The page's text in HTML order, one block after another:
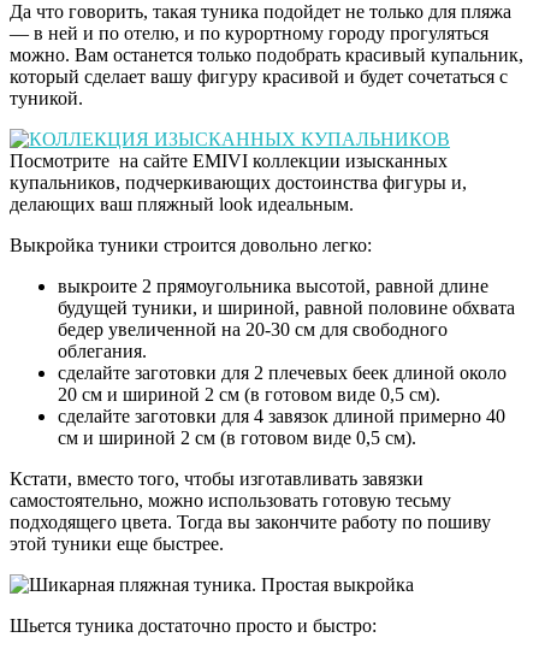
Да что говорить, такая туника подойдет не только для пляжа
— в ней и по отелю, и по курортному городу прогуляться
можно. Вам останется только подобрать красивый купальник,
который сделает вашу фигуру красивой и будет сочетаться с
туникой.
Посмотрите на сайте EMIVI коллекции изысканных
купальников, подчеркивающих достоинства фигуры и,
делающих ваш пляжный look идеальным.
Выкройка туники строится довольно легко:
выкроите 2 прямоугольника высотой, равной длине
будущей туники, и шириной, равной половине обхвата
бедер увеличенной на 20-30 см для свободного
облегания.
сделайте заготовки для 2 плечевых беек длиной около
20 см и шириной 2 см (в готовом виде 0,5 см).
сделайте заготовки для 4 завязок длиной примерно 40
см и шириной 2 см (в готовом виде 0,5 см).
Кстати, вместо того, чтобы изготавливать завязки
самостоятельно, можно использовать готовую тесьму
подходящего цвета. Тогда вы закончите работу по пошиву
этой туники еще быстрее.
Шьется туника достаточно просто и быстро: